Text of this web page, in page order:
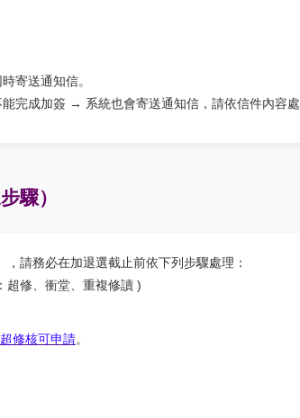
寄送通知信。
完成加簽 → 系統也會寄送通知信，請依信件內容處
驟）
請務必在加退選截止前依下列步驟處理：
修、衝堂、重複修讀 )
超修核可申請。